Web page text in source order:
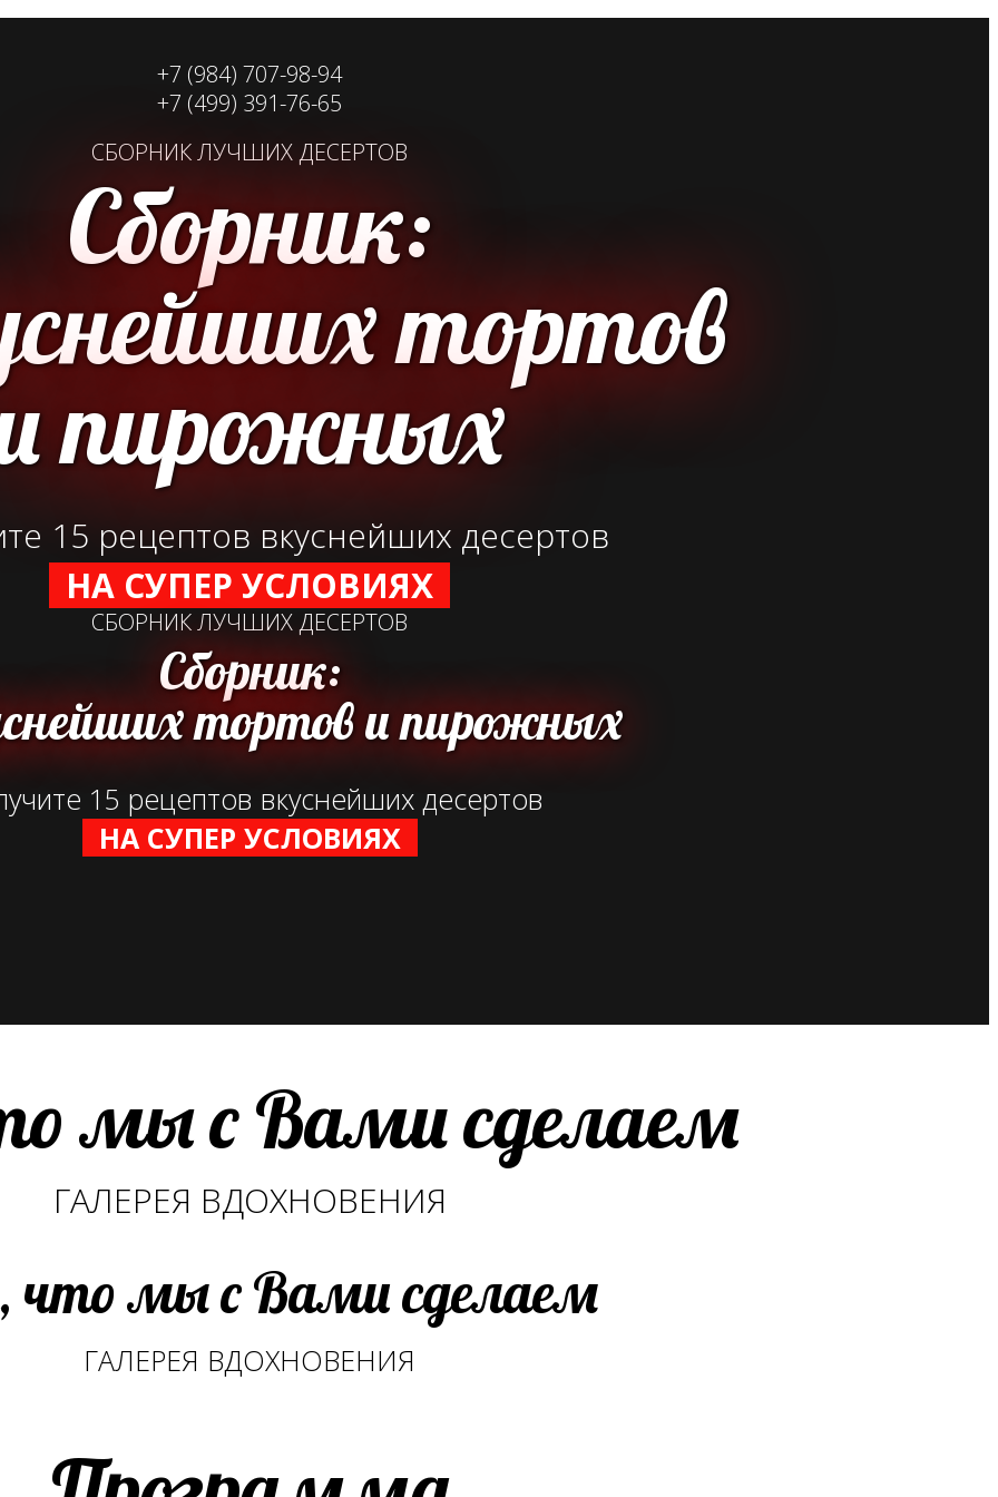
+7 (984) 707-98-94
+7 (499) 391-76-65
СБОРНИК ЛУЧШИХ ДЕСЕРТОВ
Сборник:
тортов
пирожных
15 рецептов вкуснейших десертов
НА СУПЕР УСЛОВИЯХ
СБОРНИК ЛУЧШИХ ДЕСЕРТОВ
Сборник:
тортов и пирожных
15 рецептов вкуснейших десертов
НА СУПЕР УСЛОВИЯХ
мы с Вами сделаем
ГАЛЕРЕЯ ВДОХНОВЕНИЯ
что мы с Вами сделаем
ГАЛЕРЕЯ ВДОХНОВЕНИЯ